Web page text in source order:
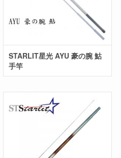
STARLIT星光 AYU 豪の腕 鮕
手竿